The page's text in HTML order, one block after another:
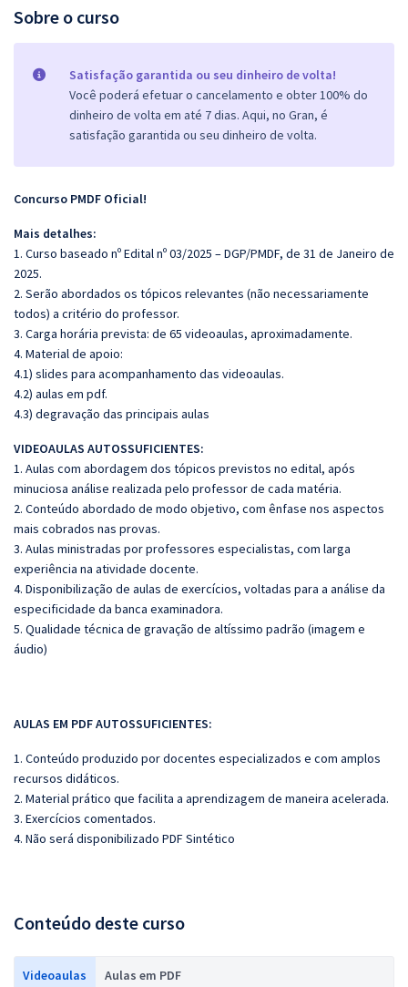
Sobre o curso
Satisfação garantida ou seu dinheiro de volta!
Você poderá efetuar o cancelamento e obter 100% do
dinheiro de volta em até 7 dias. Aqui, no Gran, é
satisfação garantida ou seu dinheiro de volta.
Concurso PMDF Oficial!
Mais detalhes:
1. Curso baseado nº Edital nº 03/2025 – DGP/PMDF, de 31 de Janeiro de
2025.
2. Serão abordados os tópicos relevantes (não necessariamente
todos) a critério do professor.
3. Carga horária prevista: de 65 videoaulas, aproximadamente.
4. Material de apoio:
4.1) slides para acompanhamento das videoaulas.
4.2) aulas em pdf.
4.3) degravação das principais aulas
VIDEOAULAS AUTOSSUFICIENTES:
1. Aulas com abordagem dos tópicos previstos no edital, após
minuciosa análise realizada pelo professor de cada matéria.
2. Conteúdo abordado de modo objetivo, com ênfase nos aspectos
mais cobrados nas provas.
3. Aulas ministradas por professores especialistas, com larga
experiência na atividade docente.
4. Disponibilização de aulas de exercícios, voltadas para a análise da
especificidade da banca examinadora.
5. Qualidade técnica de gravação de altíssimo padrão (imagem e
áudio)
AULAS EM PDF AUTOSSUFICIENTES:
1. Conteúdo produzido por docentes especializados e com amplos
recursos didáticos.
2. Material prático que facilita a aprendizagem de maneira acelerada.
3. Exercícios comentados.
4. Não será disponibilizado PDF Sintético
Conteúdo deste curso
Videoaulas Aulas em PDF